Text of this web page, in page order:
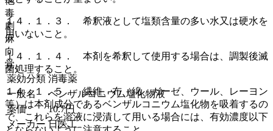
１４．１．３． 希釈液として塩類含量の多い水又は硬水を
用いないこと。
１４．１．４． 本剤を希釈して使用する場合は、調製後滅
菌処理すること。
１４．１．５． 繊維、布（綿、ガーゼ、ウール、レーヨン
等）は本剤成分であるベンザルコニウム塩化物を吸着するの
で、これらを溶液に浸漬して用いる場合には、有効濃度以下
毒
劇
麻
向
覚
薬効分類 消毒薬
一般名
ベンザルコニウム塩化物液
薬価
10.7円
メーカー 日医工